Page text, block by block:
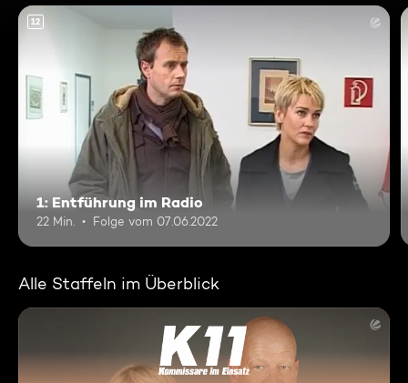
12
1: Entführung im Radio
22 Min. Folge vom 07.06.2022
Alle Staffeln im Überblick